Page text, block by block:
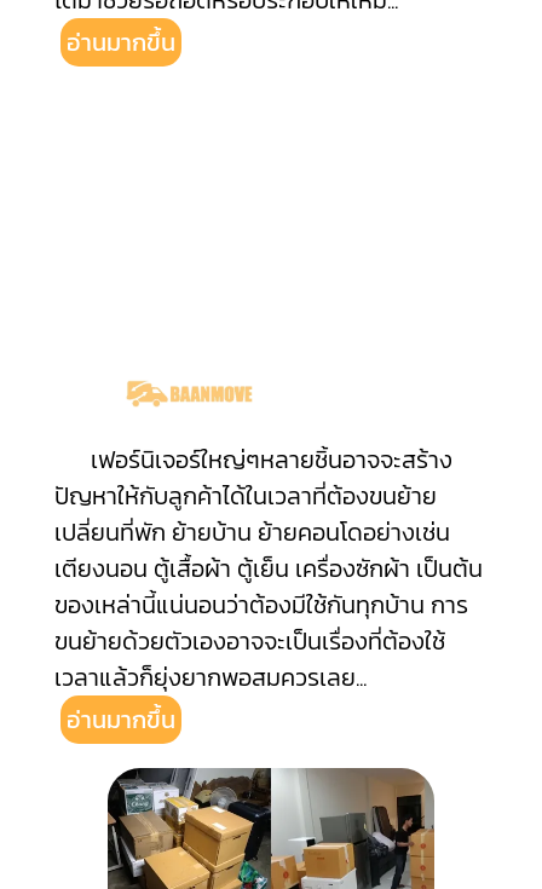
อ่านมากขึ้น
เฟอร์นิเจอร์ใหญ่ๆหลายชิ้นอาจจะสร้าง
ปัญหาให้กับลูกค้าได้ในเวลาที่ต้องขนย้าย
เปลี่ยนที่พัก ย้ายบ้าน ย้ายคอนโดอย่างเช่น
เตียงนอน ตู้เสื้อผ้า ตู้เย็น เครื่องซักผ้า เป็นต้น
ของเหล่านี้แน่นอนว่าต้องมีใช้กันทุกบ้าน การ
ขนย้ายด้วยตัวเองอาจจะเป็นเรื่องที่ต้องใช้
เวลาแล้วก็ยุ่งยากพอสมควรเลย...
อ่านมากขึ้น